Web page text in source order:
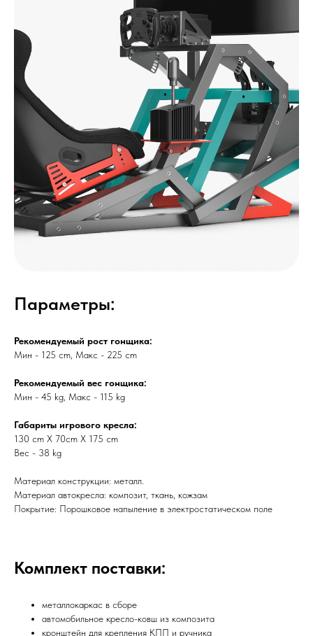
Параметры:
Рекомендуемый рост гонщика:
Мин - 125 cm, Макс - 225 cm
Рекомендуемый вес гонщика:
Мин - 45 kg, Макс - 115 kg
Габариты игрового кресла:
130 cm X 70cm X 175 cm
Вес - 38 kg
Материал конструкции: металл.
Материал автокресла: композит, ткань, кожзам
Покрытие: Порошковое напыление в электростатическом поле
Комплект поставки:
металлокаркас в сборе
автомобильное кресло-ковш из композита
кронштейн для крепления КПП и ручника